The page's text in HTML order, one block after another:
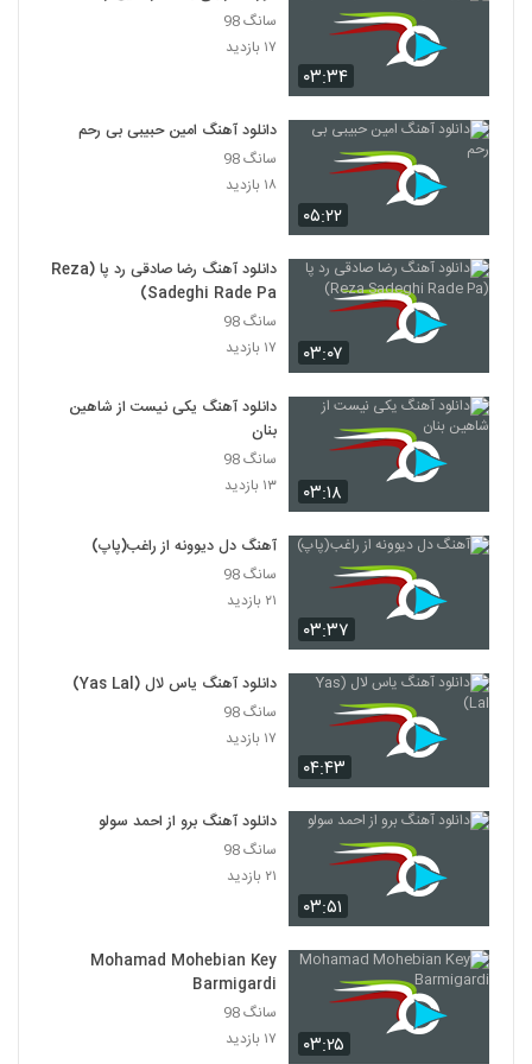
دانلود آهنگ امین اخگر تهران
۲۷۷ بازدید
Abolfazl Farahani Ghalbe Sangi
3569
دانلود آهنگ خدایی کن از محمد عسکری
دانلود آهنگ جدید و زیبای هومن تفنگچیها با
نام رویای مشترک (بی کلام)
۲۵۵ بازدید
آهنگ مهدی براتی بنام بی بهونه
3572
موزیک زیبای دلشوره از حسن بحرانی
۳۳۴ بازدید
آهنگ علیرضا کیارشی بنام اولین آخرین
۲۷۶ بازدید
آهنگ ماه پیشونی از محب(پاپ)
3575 نام دود شد
دانلود آهنگ مصطفی دهقانی بگو کارون
(Mostafa Dehghani Bego Karoon)
دانلود آهنگ محمد احمدی سنسیز
۰۳:۳۴
سانگ 98
۱۷ بازدید
۰۵:۲۲
دانلود آهنگ امین حبیبی بی رحم
سانگ 98
۱۸ بازدید
۰۳:۰۷
دانلود آهنگ رضا صادقی رد پا (Reza
Sadeghi Rade Pa)
سانگ 98
۱۷ بازدید
۰۳:۱۸
دانلود آهنگ یکی نیست از شاهین
بنان
سانگ 98
۱۳ بازدید
۰۳:۳۷
آهنگ دل دیوونه از راغب(پاپ)
سانگ 98
۲۱ بازدید
۰۴:۴۳
دانلود آهنگ یاس لال (Yas Lal)
سانگ 98
۱۷ بازدید
۰۳:۵۱
دانلود آهنگ برو از احمد سولو
سانگ 98
۲۱ بازدید
۰۳:۲۵
Mohamad Mohebian Key
Barmigardi
سانگ 98
۱۷ بازدید